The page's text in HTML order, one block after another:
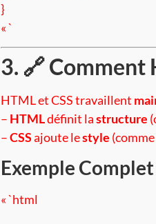
}
« `
3. 🔗 Comment
HTML et CSS travaillent
– HTMLdéfinit lastructure
–CSSajoute lestyle
Exemple Complet
« `html